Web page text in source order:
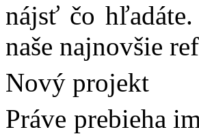
nájsť čo
naše najnovšie
Nový projekt
Práve prebieha